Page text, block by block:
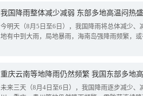
我国降雨整体减少减弱 东部多地高温闷热
今明天（8月5日至6日），我国降雨将总体减少、
地有中到大雨，局地暴雨，海南岛强降雨频繁，或
重庆云南等地降雨仍然频繁 我国东部多地
未来三天（8月4日至6日），我国降雨逐步减少、